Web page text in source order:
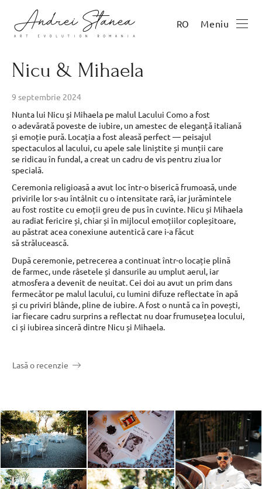
RO Meniu
Nicu & Mihaela
9 septembrie 2024
Nunta lui Nicu și Mihaela pe malul Lacului Como a fost
o adevărată poveste de iubire, un amestec de eleganță italiană
și emoție pură. Locația a fost aleasă perfect — peisajul
spectaculos al lacului, cu apele sale liniștite și munții care
se ridicau în fundal, a creat un cadru de vis pentru ziua lor
specială.
Ceremonia religioasă a avut loc într-o biserică frumoasă, unde
privirile lor s-au întâlnit cu o intensitate rară, iar jurămintele
au fost rostite cu emoții greu de pus în cuvinte. Nicu și Mihaela
au radiat fericire și, chiar și în mijlocul emoțiilor copleșitoare,
au păstrat acea conexiune autentică care i-a făcut
să strălucească.
După ceremonie, petrecerea a continuat într-o locație plină
de farmec, unde râsetele și dansurile au umplut aerul, iar
atmosfera a devenit de neuitat. Cei doi au avut un prim dans
fermecător pe malul lacului, cu lumini difuze reflectate în apă
și cu priviri blânde, pline de iubire. A fost o nuntă ca în povești,
iar fiecare cadru surprins a reflectat nu doar frumusețea locului,
ci și iubirea sinceră dintre Nicu și Mihaela.
Lasă o recenzie